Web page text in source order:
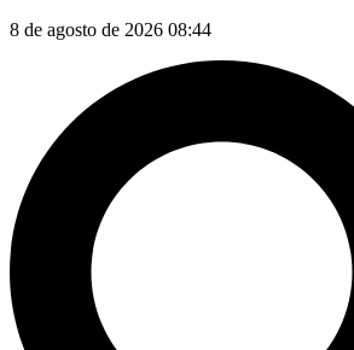
8 de agosto de 2026 08:44